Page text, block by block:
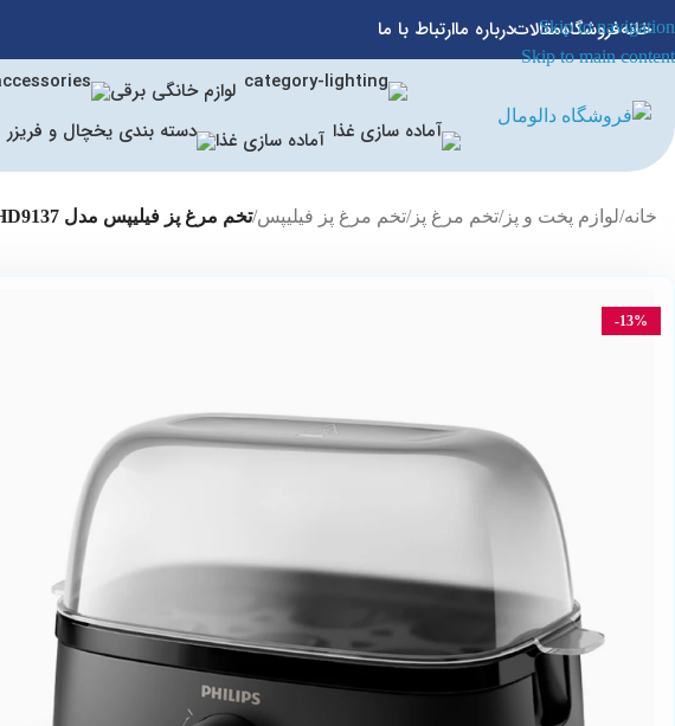
Skip to navigation
Skip to main content
خانهفروشگاهمقالاتدرباره ماارتباط با ما
لوازم خانگی برقی
آماده سازی غذا
خانه/لوازم پخت و پز/تخم مرغ پز/تخم مرغ پز فیلیپس/تخم مرغ پز فیلیپس مدل HD9137
-13%